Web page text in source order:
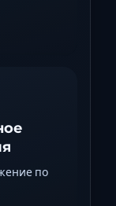
по